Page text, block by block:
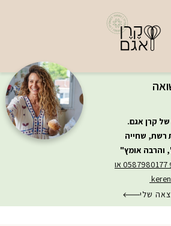
קרן אגם.
רשת, שחייה
והרבה אומץ"
להזמנת הרצאה שלחו ווצאפ 0587980177 או
שלי